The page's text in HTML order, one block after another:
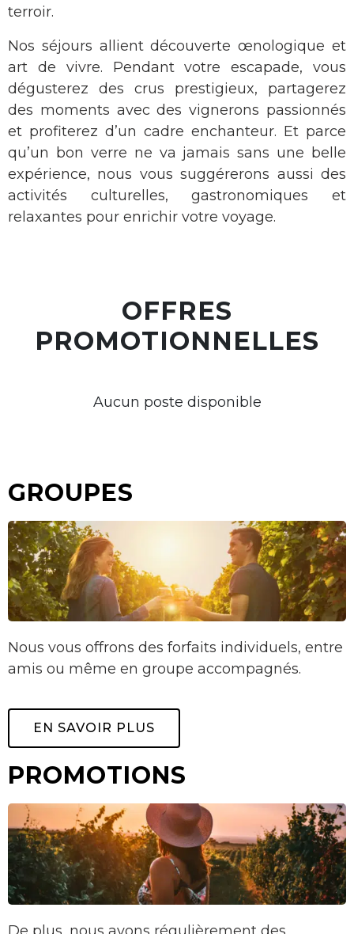
terroir.
Nos séjours allient découverte œnologique et
art de vivre. Pendant votre escapade, vous
dégusterez des crus prestigieux, partagerez
des moments avec des vignerons passionnés
et profiterez d’un cadre enchanteur. Et parce
qu’un bon verre ne va jamais sans une belle
expérience, nous vous suggérerons aussi des
activités culturelles, gastronomiques et
relaxantes pour enrichir votre voyage.
OFFRES
PROMOTIONNELLES
Aucun poste disponible
GROUPES
Nous vous offrons des forfaits individuels, entre
amis ou même en groupe accompagnés.
EN SAVOIR PLUS
PROMOTIONS